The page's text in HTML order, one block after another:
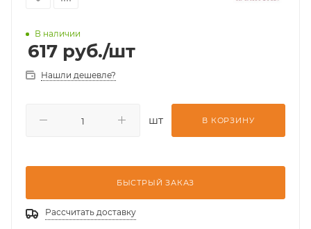
В наличии
617 руб./шт
Нашли дешевле?
шт В КОРЗИНУ
БЫСТРЫЙ ЗАКАЗ
Рассчитать доставку